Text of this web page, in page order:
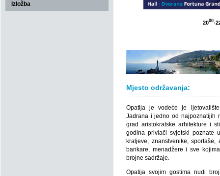
Izložba
2000-
Mjesto održavanja:
Opatija je vodeće je
Jadrana i jedno od najpoznatijih
grad aristokratske arhitekture i
godina privlači svjetski poznate
kraljeve, znanstvenike,
bankare, menadžere i sve
brojne sadržaje.
Opatija svojim gostima nudi